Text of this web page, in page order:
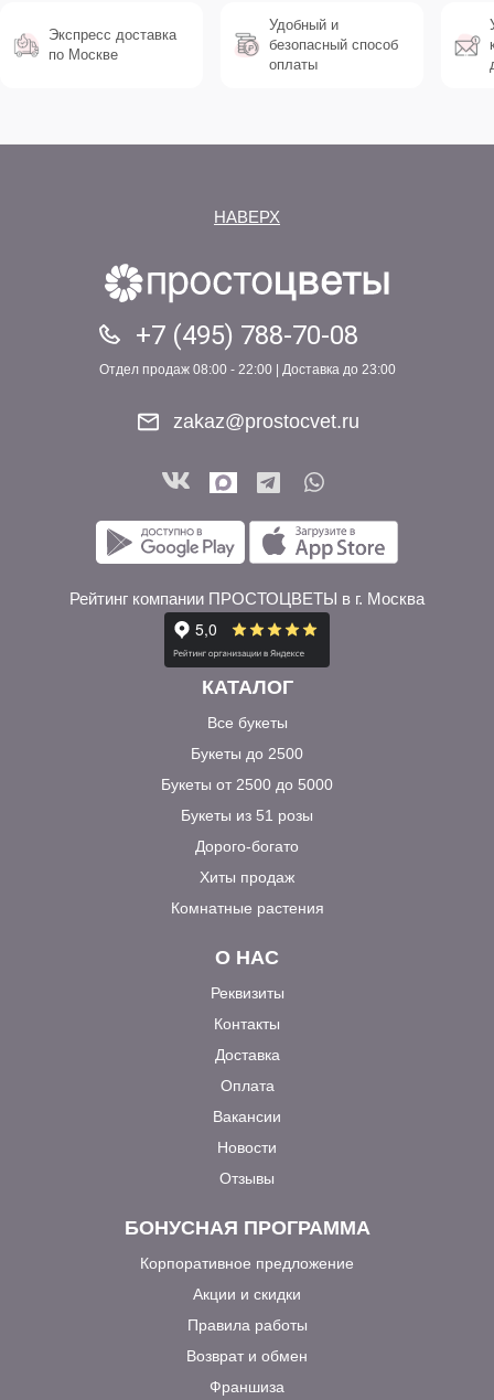
Экспресс доставка
по Москве
Удобный и
безопасный способ
оплаты
НАВЕРХ
+7 (495) 788-70-08
Отдел продаж 08:00 - 22:00 | Доставка до 23:00
zakaz@prostocvet.ru
Рейтинг компании ПРОСТОЦВЕТЫ в г. Москва
КАТАЛОГ
Все букеты
Букеты до 2500
Букеты от 2500 до 5000
Букеты из 51 розы
Дорого-богато
Хиты продаж
Комнатные растения
О НАС
Реквизиты
Контакты
Доставка
Оплата
Вакансии
Новости
Отзывы
БОНУСНАЯ ПРОГРАММА
Корпоративное предложение
Акции и скидки
Правила работы
Возврат и обмен
Франшиза